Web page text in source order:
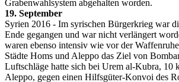
Grabenwahlsystem abgehalten worden.
19. September
Syrien 2016 - Im syrischen Bürgerkrieg war
Ende gegangen und war nicht verlängert
waren ebenso intensiv wie vor der
Städte Homs und Aleppo das Ziel von
Luftschläge hatte sich bei Urem al-Kubra, 10
Aleppo, gegen einen Hilfsgüter-Konvoi des